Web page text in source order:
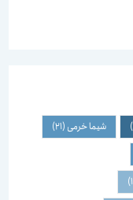
شیما خرمی(21)